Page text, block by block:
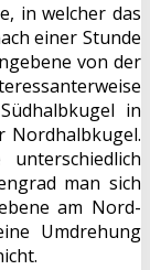
in welcher das
einer Stunde
von der
in
Nordhalbkugel.
man sich
am Nord-
Umdrehung